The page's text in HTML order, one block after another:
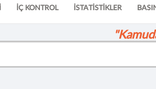
İÇ KONTROL İSTATİSTİKLER